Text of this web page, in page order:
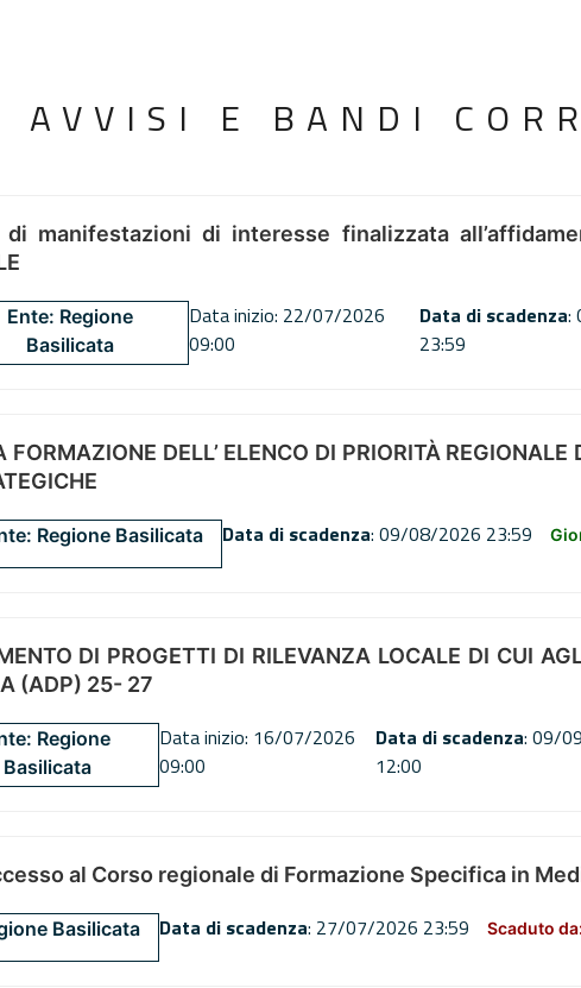
AVVISI E BANDI
di manifestazioni di interesse finalizzata
Ente: Regione
Basilicata
Data inizio: 22/07/2026
09:00
Data di scadenza:
23:59
DELL’ ELENCO DI PRIORITÀ
Regione Basilicata Data di scadenza: 09/08/2026 23:59
DI PROGETTI DI RILEVANZA LOCALE DI CUI
(ADP) 25- 27
Regione
Basilicata
Data inizio: 16/07/2026
09:00
Data di scadenza: 09/
12:00
al Corso regionale di Formazione Specifica in
Basilicata Data di scadenza: 27/07/2026 23:59 Scaduto